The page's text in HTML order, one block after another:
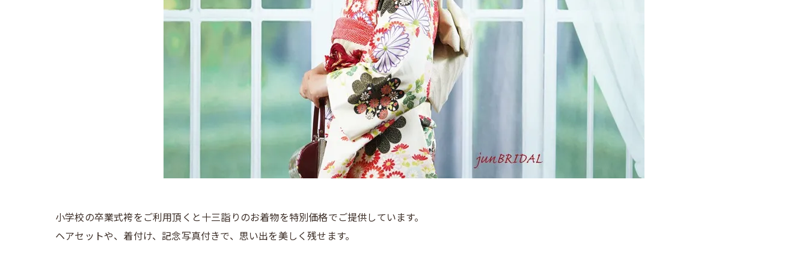
小学校の卒業式袴をご利用頂くと十三詣りのお着物を特別価格でご提供しています。
ヘアセットや、着付け、記念写真付きで、思い出を美しく残せます。